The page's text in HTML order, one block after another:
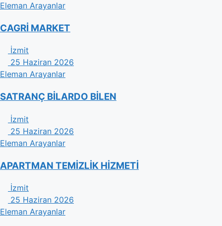
Eleman Arayanlar
CAGRİ MARKET
İzmit
25 Haziran 2026
Eleman Arayanlar
SATRANÇ BİLARDO BİLEN
İzmit
25 Haziran 2026
Eleman Arayanlar
APARTMAN TEMİZLİK HİZMETİ
İzmit
25 Haziran 2026
Eleman Arayanlar